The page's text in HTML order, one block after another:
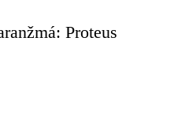
Proteus